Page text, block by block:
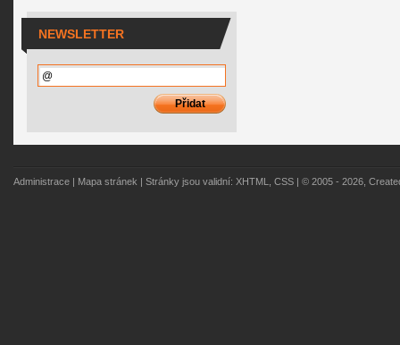
NEWSLETTER
Administrace Mapa stránek | Stránky jsou validní: XHTML, CSS | © 2005 - 2026,